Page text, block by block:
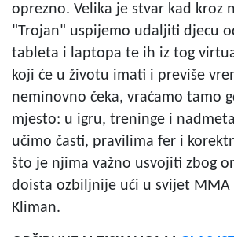
oprezno. Velika je stvar kad kroz
"Trojan" uspijemo udaljiti djecu
tableta i laptopa te ih iz tog
koji će u životu imati i previše
neminovno čeka, vraćamo tamo
mjesto: u igru, treninge i
učimo časti, pravilima fer i
što je njima važno usvojiti zbog
doista ozbiljnije ući u svijet
Kliman.